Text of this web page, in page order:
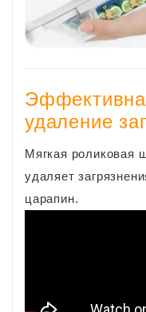
удаление
Мягкая роликовая
удаляет
царапин.